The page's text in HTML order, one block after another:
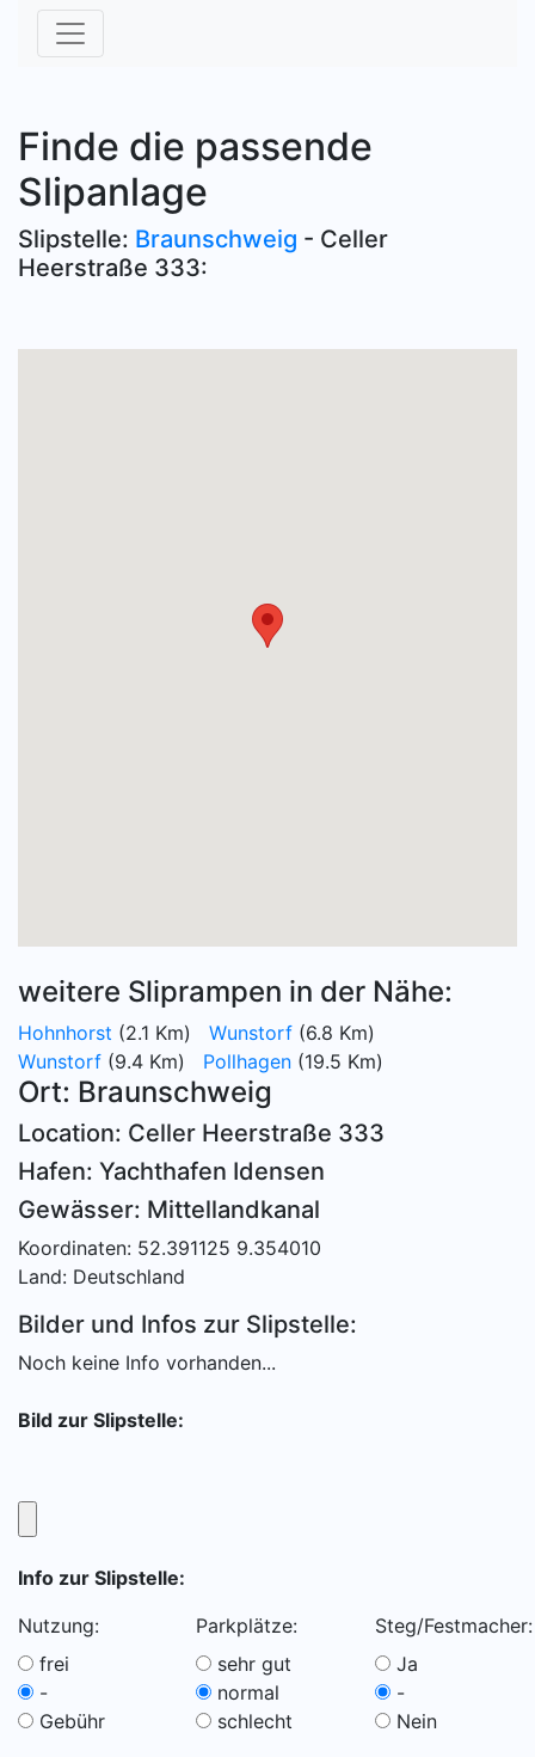
Finde die passende
Slipanlage
Slipstelle: Braunschweig - Celler
Heerstraße 333:
weitere Sliprampen in der Nähe:
Hohnhorst (2.1 Km) Wunstorf (6.8 Km)
Wunstorf (9.4 Km) Pollhagen (19.5 Km)
Ort: Braunschweig
Location: Celler Heerstraße 333
Hafen: Yachthafen Idensen
Gewässer: Mittellandkanal
Koordinaten: 52.391125 9.354010
Land: Deutschland
Bilder und Infos zur Slipstelle:
Noch keine Info vorhanden...
Bild zur Slipstelle:
Info zur Slipstelle:
Nutzung:
frei
-
Gebühr
Parkplätze:
sehr gut
normal
schlecht
Steg/Festmacher:
Ja
-
Nein